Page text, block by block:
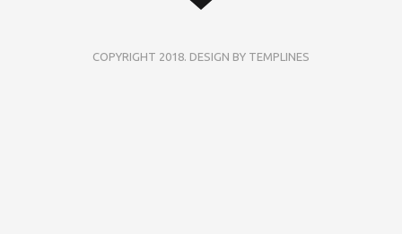
COPYRIGHT 2018. DESIGN BY TEMPLINES